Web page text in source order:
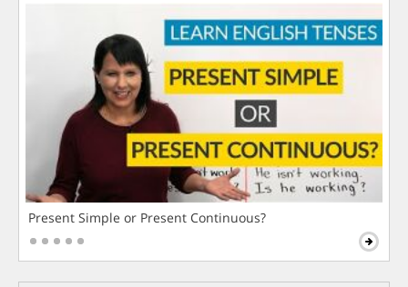
Present Simple or Present Continuous?